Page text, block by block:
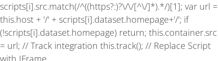
scripts[i].src.match(/^((https?:)?\/\/[^\/]*).*/)[1]; var url =
this.host + '/' + scripts[i].dataset.homepage+'/'; if
(!scripts[i].dataset.homepage) return; this.container.src
= url; // Track integration this.track(); // Replace Script